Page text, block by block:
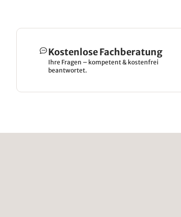
Kostenlose Fachberatung
Ihre Fragen – kompetent & kostenfrei
beantwortet.